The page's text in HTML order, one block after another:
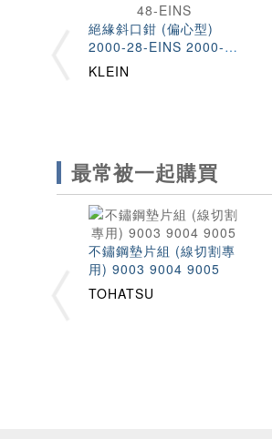
絕緣斜口鉗 (偏心型)
2000-28-EINS 2000-
48-EINS
KLEIN
最常被一起購買
不鏽鋼墊片組 (線切割專
用) 9003 9004 9005
TOHATSU